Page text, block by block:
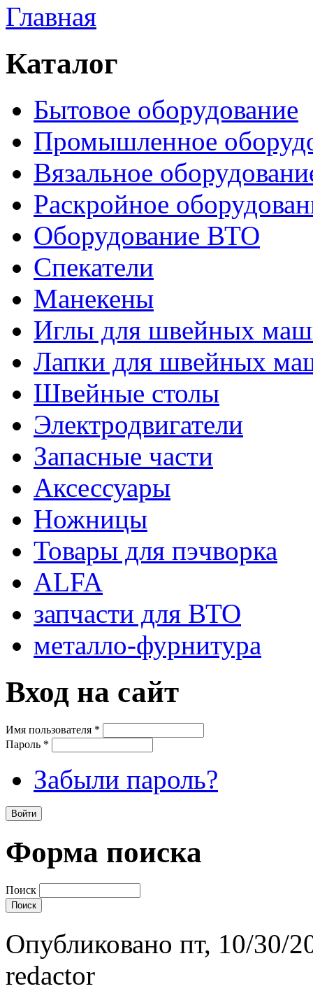
Главная
Каталог
Бытовое оборудование
Промышленное
Вязальное
Раскройное
Оборудование ВТО
Спекатели
Манекены
Иглы для швейных
Лапки для швейных
Швейные столы
Электродвигатели
Запасные части
Аксессуары
Ножницы
Товары для пэчворка
ALFA
запчасти для ВТО
металло-фурнитура
Вход на сайт
Имя пользователя *
Пароль *
Забыли пароль?
Форма поиска
Поиск
Опубликовано пт, 10/30/
redactor